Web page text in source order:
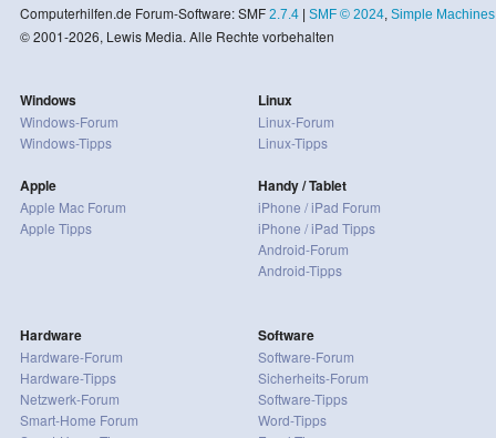
Computerhilfen.de Forum-Software: SMF 2.7.4| SMF © 2024, Simple Machines
© 2001-2026, Lewis Media. Alle Rechte vorbehalten
Windows
Windows-Forum
Windows-Tipps
Apple
Apple Mac Forum
Apple Tipps
Linux
Linux-Forum
Linux-Tipps
Handy / Tablet
iPhone / iPad Forum
iPhone / iPad Tipps
Android-Forum
Android-Tipps
Hardware
Hardware-Forum
Hardware-Tipps
Netzwerk-Forum
Smart-Home Forum
Software
Software-Forum
Sicherheits-Forum
Software-Tipps
Word-Tipps